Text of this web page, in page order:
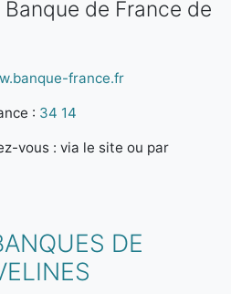
de France de
france.fr
: 34 14
vous : via le site ou par
DE